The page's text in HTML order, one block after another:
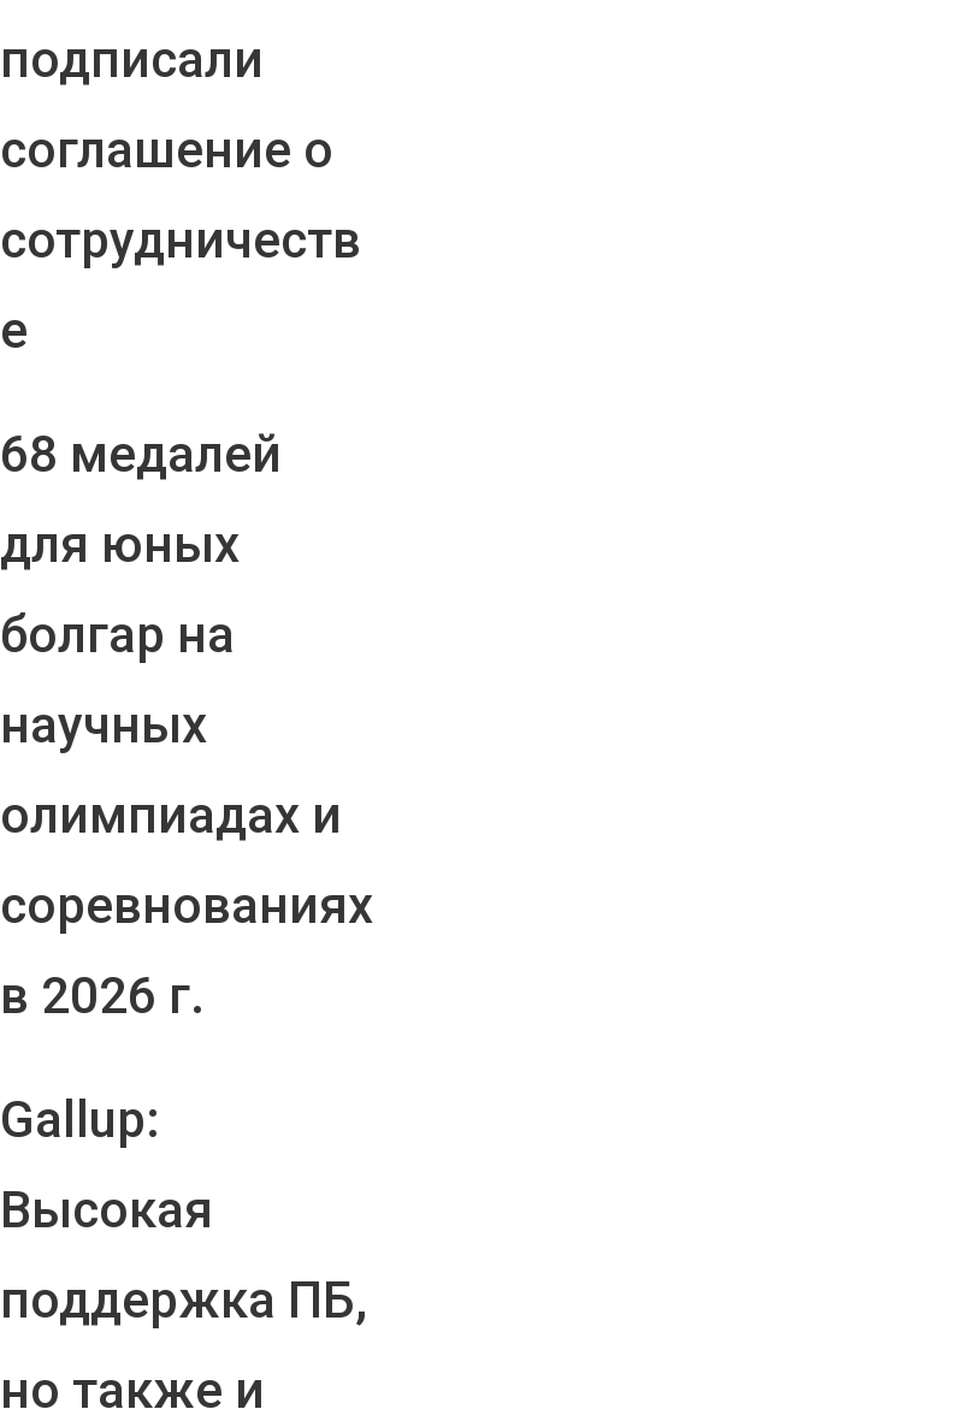
подписали
соглашение о
сотрудничеств
е
68 медалей
для юных
болгар на
научных
олимпиадах и
соревнованиях
в 2026 г.
Gallup:
Высокая
поддержка ПБ,
но также и